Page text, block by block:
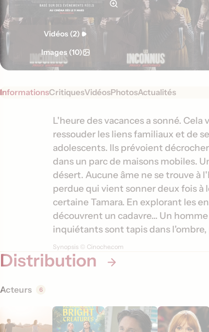
Vidéos (2)
Images (10)
InformationsCritiquesVidéosPhotosActualités
o
s
S
y
o
p
s
i
s
L'heure des vacances a sonné.
ressouder les liens familiaux et de
adolescents. Ils prévoient
dans un parc de maisons mobiles.
désert. Aucune âme ne se trouve à
perdue qui vient sonner deux fois à
certaine Tamara. En explorant les
découvrent un cadavre... Un
inquiétants sont tapis dans l'ombre,
Synopsis © Cinoche.com
Distribution
Acteurs 6